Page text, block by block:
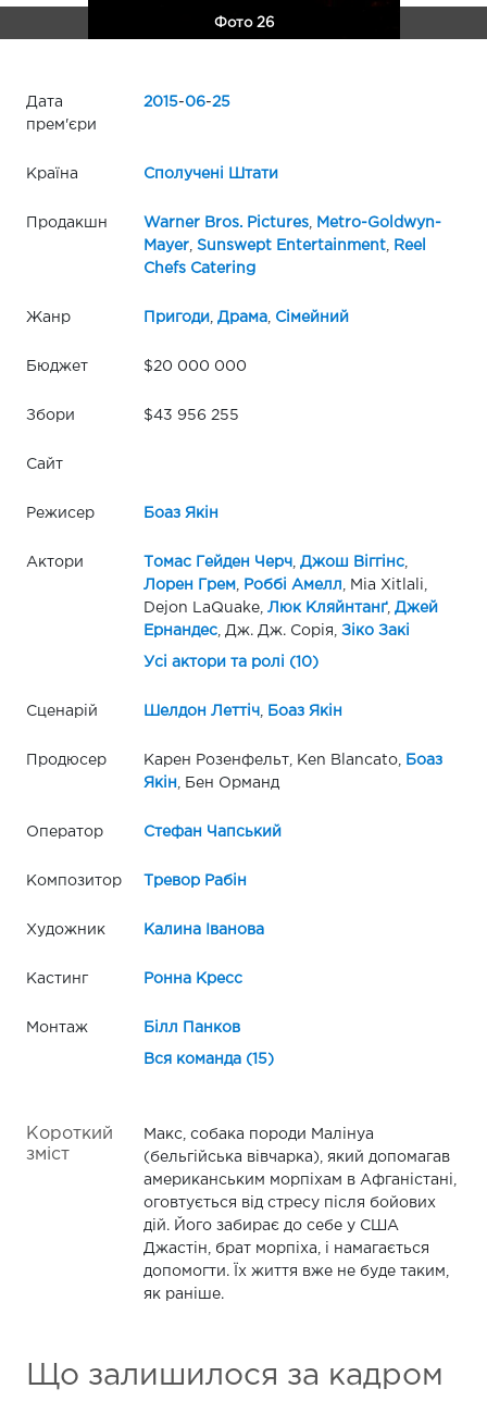
Фото 26
Дата
прем'єри
2015-06-25
Країна Сполучені Штати
Продакшн Warner Bros. Pictures,
Metro-Goldwyn-
Mayer, Sunswept Entertainment,
Reel
Chefs Catering
Жанр Пригоди Драма, Сімейний
Бюджет $20 000 000
Збори $43 956 255
Сайт
Режисер Боаз Якін
Актори Томас Гейден Черч, Джош Віггінс,
Лорен Грем, Роббі Амелл , Mia Xitlali,
Dejon LaQuake, Люк Кляйнтанґ, Джей
Ернандес, Дж. Дж. Сорія, Зіко Закі
Усі актори та ролі (10)
Сценарій Шелдон Леттіч, Боаз Якін
Продюсер Карен Розенфельт, Ken Blancato,
Боаз
Якін , Бен Орманд
Оператор Стефан Чапський
Композитор Тревор Рабін
Художник Калина Іванова
Кастинг Ронна Кресс
Монтаж Білл Панков
Вся команда (15)
Короткий
зміст
Макс, собака породи Малінуа
(бельгійська вівчарка), який допомагав
американським морпіхам в Афганістані,
оговтується від стресу після бойових
дій. Його забирає до себе у США
Джастін, брат морпіха, і намагається
допомогти. Їх життя вже не буде таким,
як раніше.
Що залишилося за кадром